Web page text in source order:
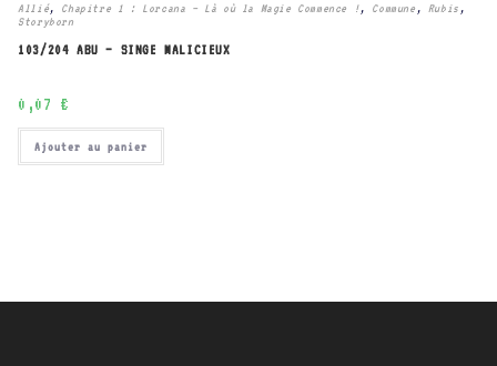
Allié, Chapitre 1 : Lorcana – Là où la Magie Commence !, Commune , Rubis ,
Storyborn
103/204 ABU – SINGE MALICIEUX
0,07 €
Ajouter au panier